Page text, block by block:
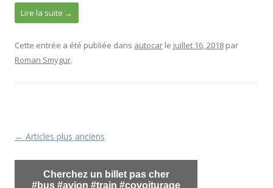
Lire la suite →
Cette entrée a été publiée dans autocar le juillet 16, 2018 par
Roman Smygur.
Navigation
articles
← Articles plus anciens